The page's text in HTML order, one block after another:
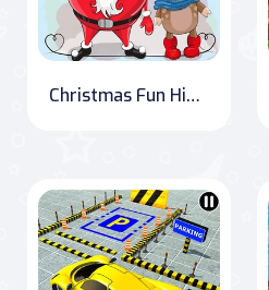
Christmas Fun Hidden Stars